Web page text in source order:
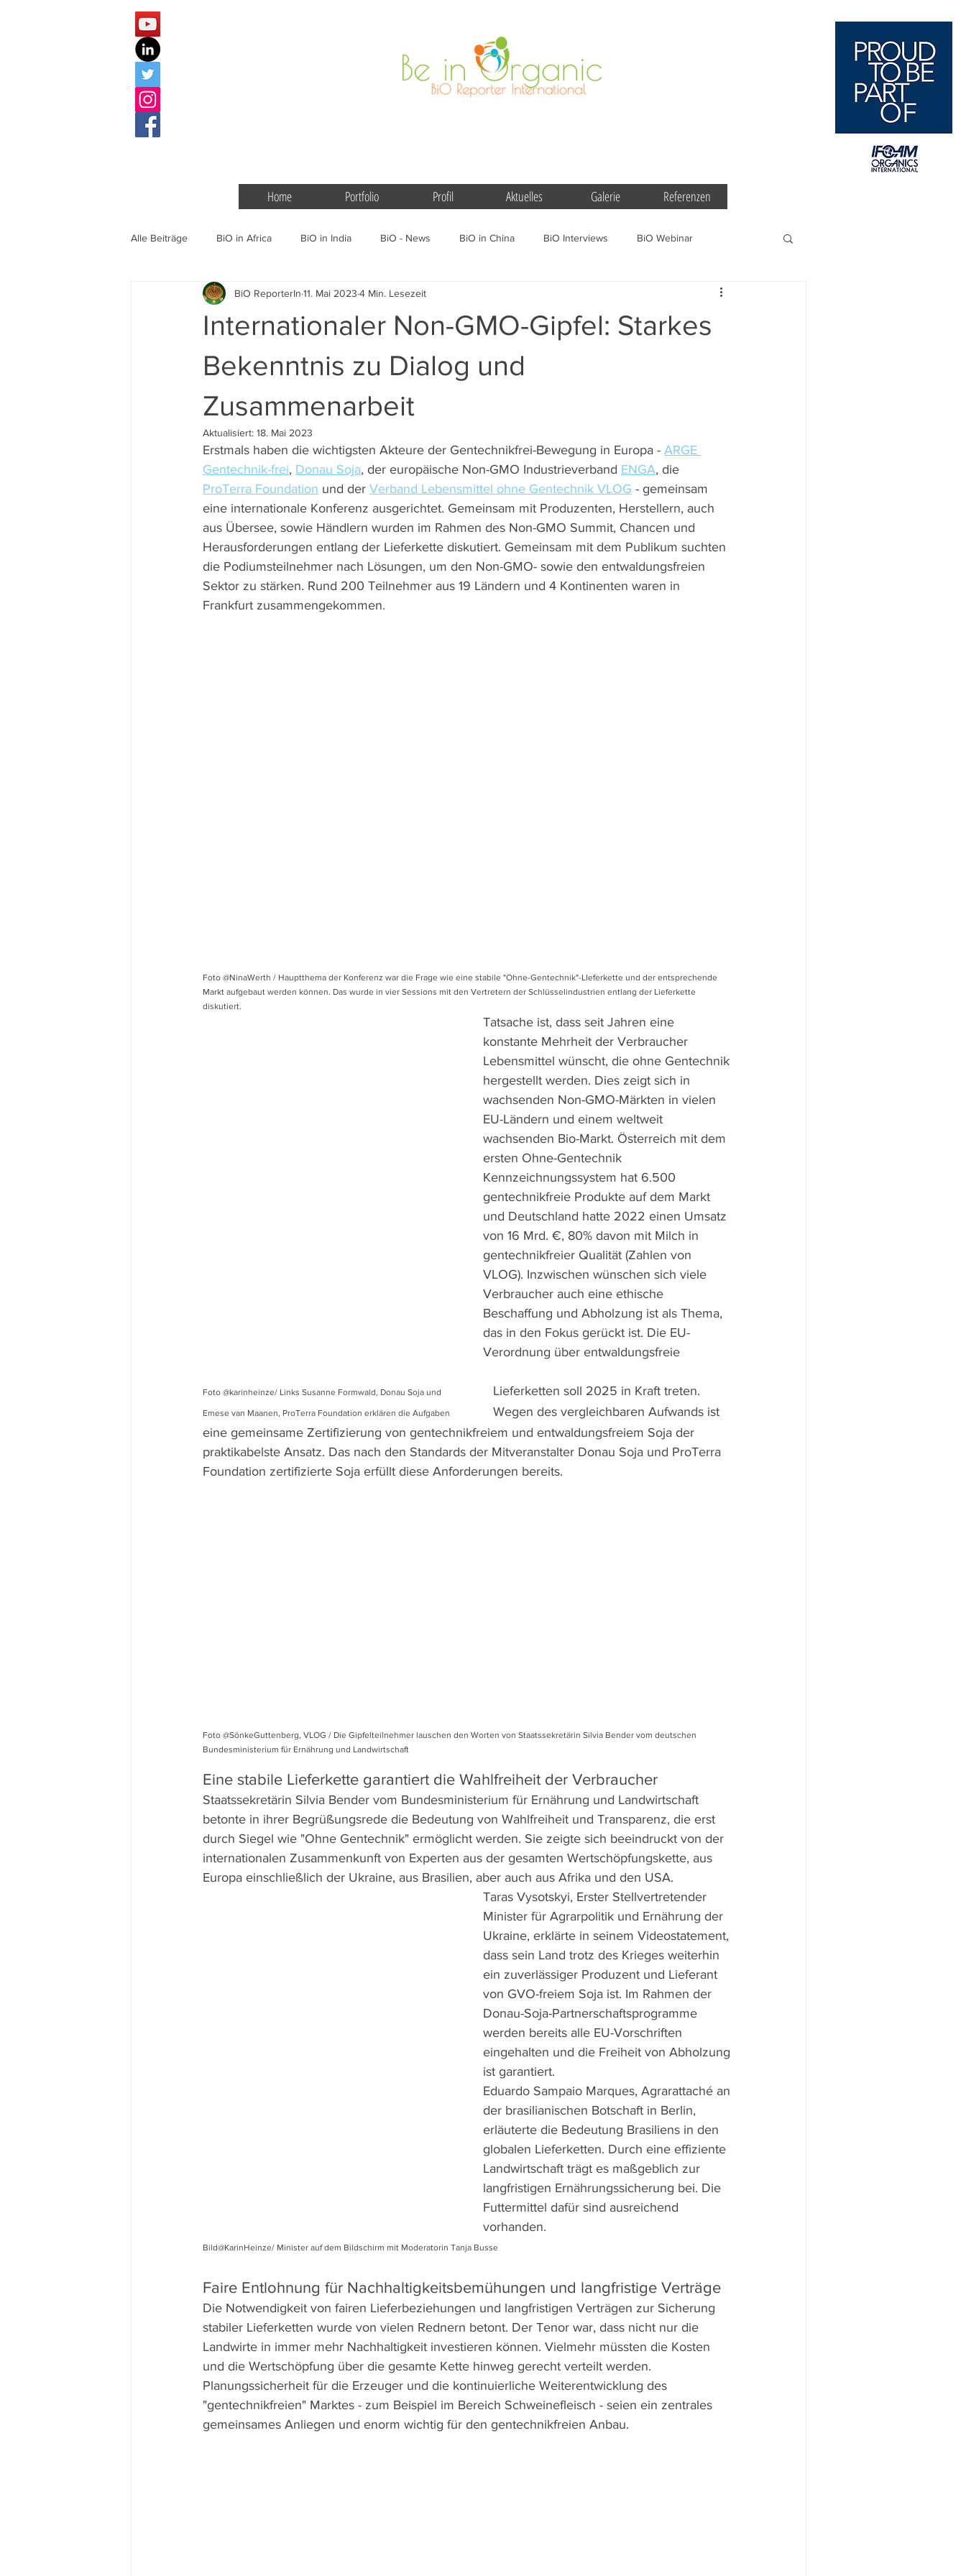
Home Portfolio Profil Aktuelles Galerie Referenzen
Alle Beiträge BiO in Africa BiO in India BiO - News BiO in China BiO Interviews BiO Webinar
BiO Events Gentechnik
Internationaler Non-GMO-Gipfel: Starkes
Bekenntnis zu Dialog und
Zusammenarbeit
BiO ReporterIn 11. Mai 2023 4 Min. Lesezeit
Aktualisiert: 18. Mai 2023
Erstmals haben die wichtigsten Akteure der Gentechnikfrei-Bewegung in Europa - ARGE
Gentechnik-frei, Donau Soja, der europäische Non-GMO Industrieverband ENGA, die
ProTerra Foundation und der Verband Lebensmittel ohne Gentechnik VLOG - gemeinsam
eine internationale Konferenz ausgerichtet. Gemeinsam mit Produzenten, Herstellern, auch
aus Übersee, sowie Händlern wurden im Rahmen des Non-GMO Summit, Chancen und
Herausforderungen entlang der Lieferkette diskutiert. Gemeinsam mit dem Publikum suchten
die Podiumsteilnehmer nach Lösungen, um den Non-GMO- sowie den entwaldungsfreien
Sektor zu stärken. Rund 200 Teilnehmer aus 19 Ländern und 4 Kontinenten waren in
Frankfurt zusammengekommen.
Foto @NinaWerth / Hauptthema der Konferenz war die Frage wie eine stabile "Ohne-Gentechnik"-LIeferkette und der entsprechende
Markt aufgebaut werden können. Das wurde in vier Sessions mit den Vertretern der Schlüsselindustrien entlang der Lieferkette
diskutiert.
Tatsache ist, dass seit Jahren eine
konstante Mehrheit der Verbraucher
Lebensmittel wünscht, die ohne Gentechnik
hergestellt werden. Dies zeigt sich in
wachsenden Non-GMO-Märkten in vielen
EU-Ländern und einem weltweit
wachsenden Bio-Markt. Österreich mit dem
ersten Ohne-Gentechnik
Kennzeichnungssystem hat 6.500
gentechnikfreie Produkte auf dem Markt
und Deutschland hatte 2022 einen Umsatz
von 16 Mrd. €, 80% davon mit Milch in
gentechnikfreier Qualität (Zahlen von
VLOG). Inzwischen wünschen sich viele
Verbraucher auch eine ethische
Beschaffung und Abholzung ist als Thema,
das in den Fokus gerückt ist. Die EU-
Verordnung über entwaldungsfreie
Foto @karinheinze/ Links Susanne Formwald, Donau Soja und Lieferketten soll 2025 in Kraft treten.
Emese van Maanen, ProTerra Foundation erklären die Aufgaben Wegen des vergleichbaren Aufwands ist
eine gemeinsame Zertifizierung von gentechnikfreiem und entwaldungsfreiem Soja der
praktikabelste Ansatz. Das nach den Standards der Mitveranstalter Donau Soja und ProTerra
Foundation zertifizierte Soja erfüllt diese Anforderungen bereits.
Foto @SönkeGuttenberg, VLOG / Die Gipfelteilnehmer lauschen den Worten von Staatssekretärin Silvia Bender vom deutschen
Bundesministerium für Ernährung und Landwirtschaft
Eine stabile Lieferkette garantiert die Wahlfreiheit der Verbraucher
Staatssekretärin Silvia Bender vom Bundesministerium für Ernährung und Landwirtschaft
betonte in ihrer Begrüßungsrede die Bedeutung von Wahlfreiheit und Transparenz, die erst
durch Siegel wie "Ohne Gentechnik" ermöglicht werden. Sie zeigte sich beeindruckt von der
internationalen Zusammenkunft von Experten aus der gesamten Wertschöpfungskette, aus
Europa einschließlich der Ukraine, aus Brasilien, aber auch aus Afrika und den USA.
Taras Vysotskyi, Erster Stellvertretender
Minister für Agrarpolitik und Ernährung der
Ukraine, erklärte in seinem Videostatement,
dass sein Land trotz des Krieges weiterhin
ein zuverlässiger Produzent und Lieferant
von GVO-freiem Soja ist. Im Rahmen der
Donau-Soja-Partnerschaftsprogramme
werden bereits alle EU-Vorschriften
eingehalten und die Freiheit von Abholzung
ist garantiert.
Eduardo Sampaio Marques, Agrarattaché an
der brasilianischen Botschaft in Berlin,
erläuterte die Bedeutung Brasiliens in den
globalen Lieferketten. Durch eine effiziente
Landwirtschaft trägt es maßgeblich zur
langfristigen Ernährungssicherung bei. Die
Futtermittel dafür sind ausreichend
vorhanden.
Bild@KarinHeinze/ Minister auf dem Bildschirm mit Moderatorin Tanja Busse
Faire Entlohnung für Nachhaltigkeitsbemühungen und langfristige Verträge
Die Notwendigkeit von fairen Lieferbeziehungen und langfristigen Verträgen zur Sicherung
stabiler Lieferketten wurde von vielen Rednern betont. Der Tenor war, dass nicht nur die
Landwirte in immer mehr Nachhaltigkeit investieren können. Vielmehr müssten die Kosten
und die Wertschöpfung über die gesamte Kette hinweg gerecht verteilt werden.
Planungssicherheit für die Erzeuger und die kontinuierliche Weiterentwicklung des
"gentechnikfreien" Marktes - zum Beispiel im Bereich Schweinefleisch - seien ein zentrales
gemeinsames Anliegen und enorm wichtig für den gentechnikfreien Anbau.